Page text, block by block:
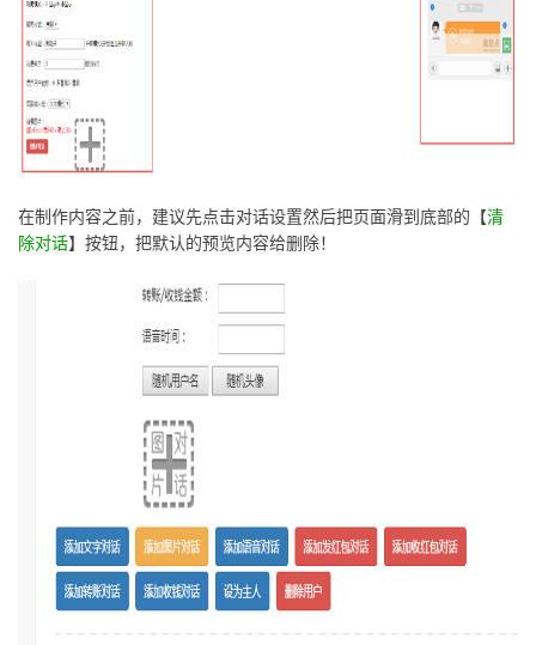
在制作内容之前，建议先点击对话设置然后把页面滑到底部的【清
除对话】按钮，把默认的预览内容给删除！